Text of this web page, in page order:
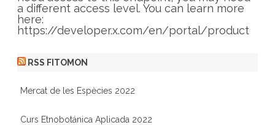
a different access level. You can learn more
here:
https://developer.x.com/en/portal/product
RSS FITOMON
Mercat de les Espècies 2022
Curs Etnobotánica Aplicada 2022